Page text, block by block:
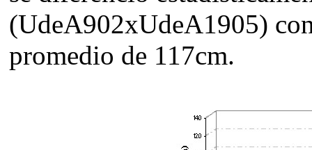
(UdeA902xUdeA1905)
promedio de 117cm.